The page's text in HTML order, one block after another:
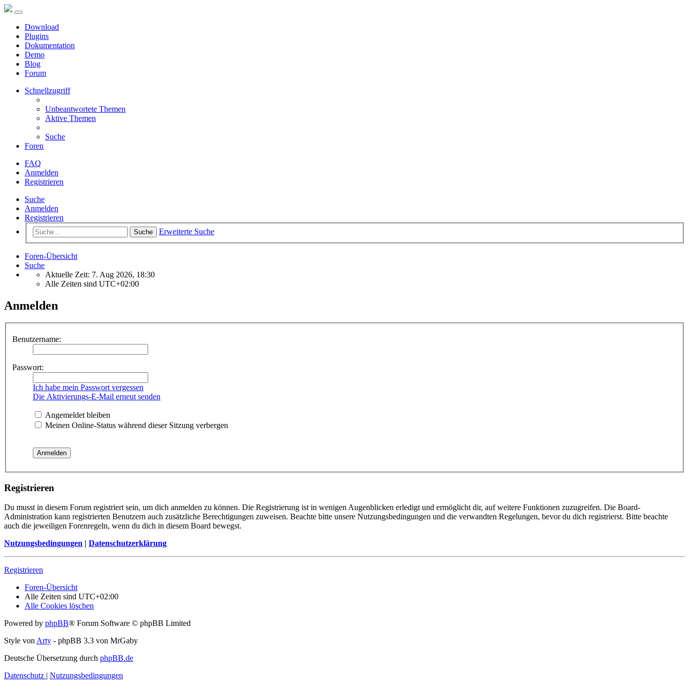
Download
Plugins
Dokumentation
Demo
Blog
Forum
Schnellzugriff
Unbeantwortete Themen
Aktive Themen
Suche
Foren
FAQ
Anmelden
Registrieren
Suche
Anmelden
Registrieren
Suche Erweiterte Suche
Foren-Übersicht
Suche
Aktuelle Zeit: 7. Aug 2026, 18:30
Alle Zeiten sind UTC+02:00
Anmelden
Benutzername:
Passwort:
Ich habe mein Passwort vergessen
Die Aktivierungs-E-Mail erneut senden
Angemeldet bleiben
Meinen Online-Status während dieser Sitzung verbergen
Registrieren
Du musst in diesem Forum registriert sein, um dich anmelden zu können. Die Registrierung ist in wenigen Augenblicken erledigt und ermöglicht dir, auf weitere Funktionen zuzugreifen. Die Board-
Administration kann registrierten Benutzern auch zusätzliche Berechtigungen zuweisen. Beachte bitte unsere Nutzungsbedingungen und die verwandten Regelungen, bevor du dich registrierst. Bitte beachte
auch die jeweiligen Forenregeln, wenn du dich in diesem Board bewegst.
Nutzungsbedingungen | Datenschutzerklärung
Registrieren
Foren-Übersicht
Alle Zeiten sind UTC+02:00
Alle Cookies löschen
Powered by phpBB® Forum Software © phpBB Limited
Style vonArty - phpBB 3.3 von MrGaby
Deutsche Übersetzung durch phpBB.de
Datenschutz | Nutzungsbedingungen